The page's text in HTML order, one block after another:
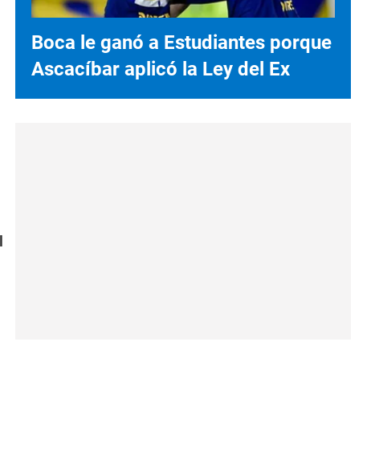
Boca le ganó a Estudiantes porque
Ascacíbar aplicó la Ley del Ex